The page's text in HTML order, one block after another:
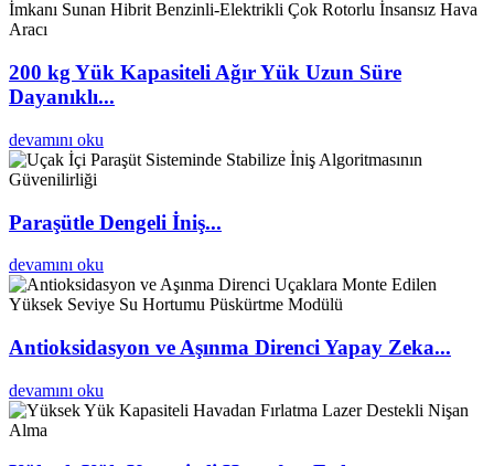
200 kg Yük Kapasiteli Ağır Yük Uzun Süre
Dayanıklı...
devamını oku
Paraşütle Dengeli İniş...
devamını oku
Antioksidasyon ve Aşınma Direnci Yapay Zeka...
devamını oku